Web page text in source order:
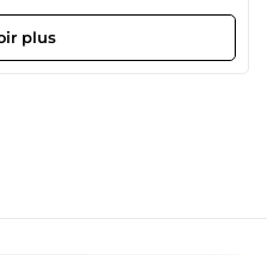
ce soit pour : histoires
histoires choquantes
de situation Je vous fournis
plus